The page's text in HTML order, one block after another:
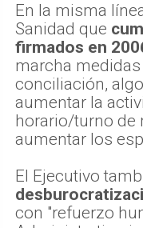
En la misma
Sanidad que
firmados en
marcha
conciliación,
aumentar la
horario/turno de
aumentar los
El Ejecutivo
con "refuerzo